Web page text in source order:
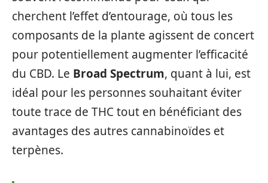
cherchent l’effet d’entourage, où tous les
composants de la plante agissent de concert
pour potentiellement augmenter l’efficacité
du CBD. Le Broad Spectrum, quant à lui, est
idéal pour les personnes souhaitant éviter
toute trace de THC tout en bénéficiant des
avantages des autres cannabinoïdes et
terpènes.